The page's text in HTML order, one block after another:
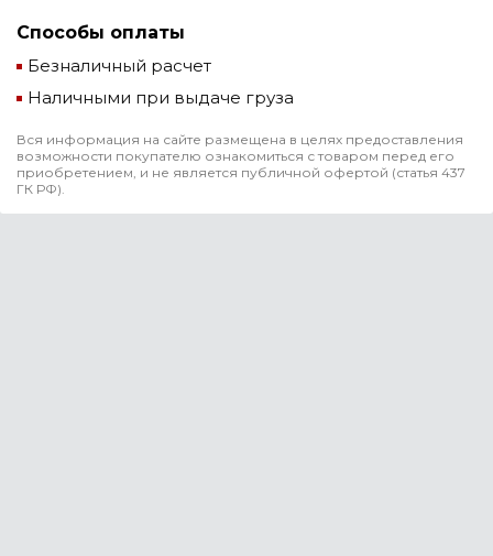
Способы оплаты
Безналичный расчет
Наличными при выдаче груза
Вся информация на сайте размещена в целях предоставления
возможности покупателю ознакомиться с товаром перед его
приобретением, и не является публичной офертой (статья 437
ГК РФ).